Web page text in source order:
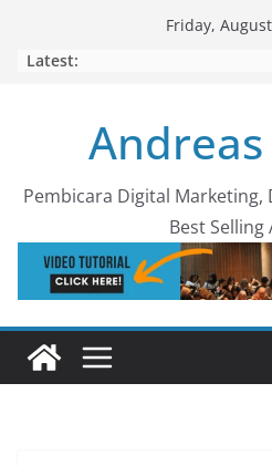
Friday,
Latest:
Pembicara Digital Marketing,
Best